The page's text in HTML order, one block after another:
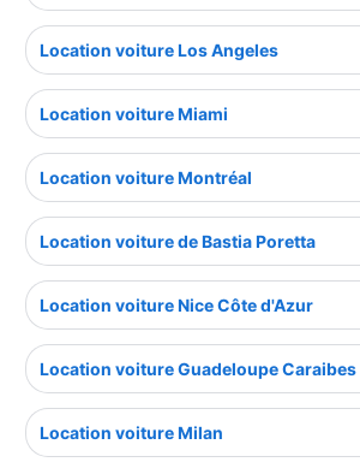
Location voiture Los Angeles
Location voiture Miami
Location voiture Montréal
Location voiture de Bastia Poretta
Location voiture Nice Côte d'Azur
Location voiture Guadeloupe Caraibes
Location voiture Milan